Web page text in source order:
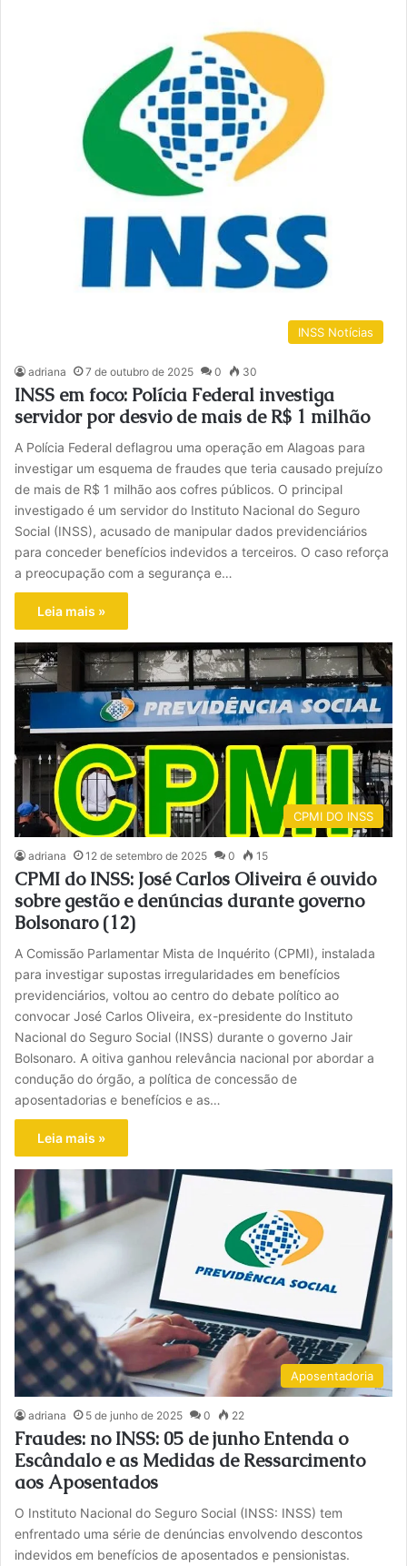
INSS Notícias
adriana 7 de outubro de 2025 0 30
INSS em foco: Polícia Federal investiga
servidor por desvio de mais de R$ 1 milhão
A Polícia Federal deflagrou uma operação em Alagoas para
investigar um esquema de fraudes que teria causado prejuízo
de mais de R$ 1 milhão aos cofres públicos. O principal
investigado é um servidor do Instituto Nacional do Seguro
Social (INSS), acusado de manipular dados previdenciários
para conceder benefícios indevidos a terceiros. O caso reforça
a preocupação com a segurança e…
Leia mais »
CPMI DO INSS
adriana 12 de setembro de 2025 0 15
CPMI do INSS: José Carlos Oliveira é ouvido
sobre gestão e denúncias durante governo
Bolsonaro (12)
A Comissão Parlamentar Mista de Inquérito (CPMI), instalada
para investigar supostas irregularidades em benefícios
previdenciários, voltou ao centro do debate político ao
convocar José Carlos Oliveira, ex-presidente do Instituto
Nacional do Seguro Social (INSS) durante o governo Jair
Bolsonaro. A oitiva ganhou relevância nacional por abordar a
condução do órgão, a política de concessão de
aposentadorias e benefícios e as…
Leia mais »
Aposentadoria
adriana 5 de junho de 2025 0 22
Fraudes: no INSS: 05 de junho Entenda o
Escândalo e as Medidas de Ressarcimento
aos Aposentados
O Instituto Nacional do Seguro Social (INSS: INSS) tem
enfrentado uma série de denúncias envolvendo descontos
indevidos em benefícios de aposentados e pensionistas.